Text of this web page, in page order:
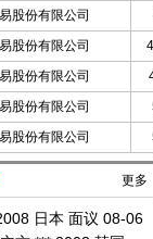
股份有限公司
股份有限公司
股份有限公司
股份有限公司
股份有限公司
更多
日本 面议 08-06